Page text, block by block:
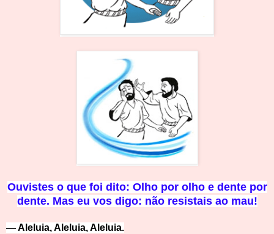
Ouvistes o que foi dito: Olho por olho e dente por
dente. Mas eu vos digo: não resistais ao mau!
—Aleluia, Aleluia, Aleluia.